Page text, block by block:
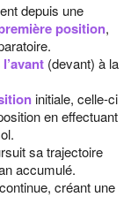
depuis une
position,
(devant) à la
initiale, celle-ci
en effectuant
sa trajectoire
accumulé.
créant une